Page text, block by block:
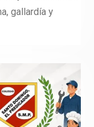
gallardía y